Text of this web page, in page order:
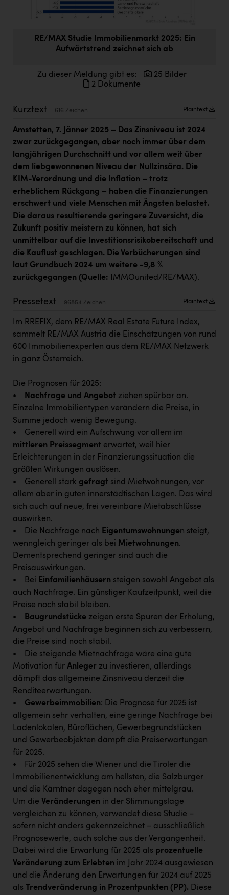
Doppler Gruppe
Immotech
INTERSPAR
INTERSPORT Austria
Jesolo
Jane Goodall Institute Austria
Kärcher
Karin Liedl
KEBA
Kleider Bauer
Kremsmüller Anlagenbau GmbH
Oldtimer Raststationen und Motorhotels
Österreichischer Kachelofenverband
Passage Linz
PÜSPÖK
REMAX
RE/MAX Welcome
Resch&Frisch
RUBBLE MASTER
Ruderclub Wels
SCRI - Salzburg Cancer Research Institute
SCHMACHTL GmbH
Schwingshandl - automation technology gmbh
Seher + Partner
Smurfit Westrock Nettingsdorf
TCL
TGW Logistics
TRAILOMAT & Cycling Austria
VERITAS
Vier Diamanten
Vorlagenportal
Wir besiegen Krebs
Wirtschaftskammer OÖ
ZGONC
ZULuft - Zukunft Luft Austria
RE/MAX Studie Immobilienmarkt 2025: Ein
Aufwärtstrend zeichnet sich ab
Zu dieser Meldung gibt es:
25 Bilder
2 Dokumente
Kurztext 616 Zeichen Plaintext
Amstetten, 7. Jänner 2025 – Das Zinsniveau ist 2024
zwar zurückgegangen, aber noch immer über dem
langjährigen Durchschnitt und vor allem weit über
dem liebgewonnenen Niveau der Nullzinsära. Die
KIM-Verordnung und die Inflation – trotz
erheblichem Rückgang – haben die Finanzierungen
erschwert und viele Menschen mit Ängsten belastet.
Die daraus resultierende geringere Zuversicht, die
Zukunft positiv meistern zu können, hat sich
unmittelbar auf die Investitionsrisikobereitschaft und
die Kauflust geschlagen. Die Verbücherungen sind
laut Grundbuch 2024 um weitere -9,8 %
zurückgegangen (Quelle: IMMOunited/RE/MAX).
Pressetext 96854 Zeichen Plaintext
Im RREFIX, dem RE/MAX Real Estate Future Index,
sammelt RE/MAX Austria die Einschätzungen von rund
600 Immobilienexperten aus dem RE/MAX Netzwerk
in ganz Österreich.
Die Prognosen für 2025:
•
Nachfrage und Angebot ziehen spürbar an.
Einzelne Immobilientypen verändern die Preise, in
Summe jedoch wenig Bewegung.
• Generell wird ein Aufschwung vor allem im
mittleren Preissegment erwartet, weil hier
Erleichterungen in der Finanzierungssituation die
größten Wirkungen auslösen.
• Generell stark gefragt sind Mietwohnungen, vor
allem aber in guten innerstädtischen Lagen. Das wird
sich auch auf neue, frei vereinbare Mietabschlüsse
auswirken.
• Die Nachfrage nach Eigentumswohnungen steigt,
wenngleich geringer als bei Mietwohnungen.
Dementsprechend geringer sind auch die
Preisauswirkungen.
• Bei Einfamilienhäusern steigen sowohl Angebot als
auch Nachfrage. Ein günstiger Kaufzeitpunkt, weil die
Preise noch stabil bleiben.
•
Baugrundstücke zeigen erste Spuren der Erholung,
Angebot und Nachfrage beginnen sich zu verbessern,
die Preise sind noch stabil.
• Die steigende Mietnachfrage wäre eine gute
Motivation für Anleger zu investieren, allerdings
dämpft das allgemeine Zinsniveau derzeit die
Renditeerwartungen.
• Gewerbeimmobilien: Die Prognose für 2025 ist
allgemein sehr verhalten, eine geringe Nachfrage bei
Ladenlokalen, Büroflächen, Gewerbegrundstücken
und Gewerbeobjekten dämpft die Preiserwartungen
für 2025.
• Für 2025 sehen die Wiener und die Tiroler die
Immobilienentwicklung am hellsten, die Salzburger
und die Kärntner dagegen noch eher mittelgrau.
Um die Veränderungen in der Stimmungslage
vergleichen zu können, verwendet diese Studie –
sofern nicht anders gekennzeichnet – ausschließlich
Prognosewerte, auch solche aus der Vergangenheit.
Dabei wird die Erwartung für 2025 als prozentuelle
Veränderung zum Erlebten im Jahr 2024 ausgewiesen
und die Änderung den Erwartungen für 2024 auf 2025
als
Trendveränderung in Prozentpunkten (PP). Diese